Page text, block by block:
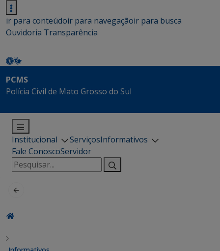
ir para conteúdoir para navegaçãoir para busca
Ouvidoria Transparência
PCMS
Polícia Civil de Mato Grosso do Sul
Institucional ServiçosInformativos
Fale ConoscoServidor
Pesquisar
por: